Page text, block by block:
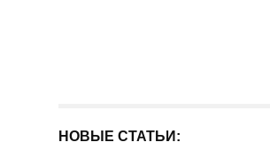
НОВЫЕ СТАТЬИ: